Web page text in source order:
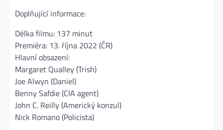
Doplňující informace:
Délka filmu: 137 minut
Premiéra: 13. října 2022 (ČR)
Hlavní obsazení:
Margaret Qualley (Trish)
Joe Alwyn (Daniel)
Benny Safdie (CIA agent)
John C. Reilly (Americký konzul)
Nick Romano (Policista)